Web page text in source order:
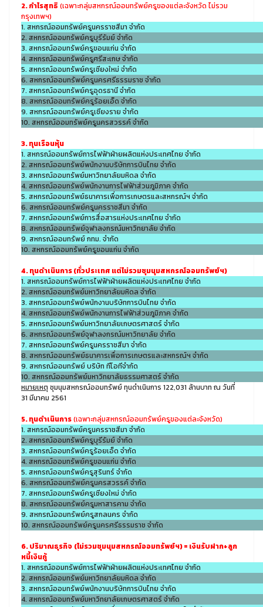
2. กำไรสุทธิ (เฉพาะกลุ่มสหกรณ์ออมทรัพย์ครูของแต่ละจังหวัด ไม่รวม
กรุงเทพฯ)
1. สหกรณ์ออมทรัพย์ครูนครราชสีมา จำกัด
2. สหกรณ์ออมทรัพย์ครูบุรีรัมย์ จำกัด
3. สหกรณ์ออมทรัพย์ครูขอนแก่น จำกัด
4. สหกรณ์ออมทรัพย์ครูศรีสะเกษ จำกัด
5. สหกรณ์ออมทรัพย์ครูเชียงใหม่ จำกัด
6. สหกรณ์ออมทรัพย์ครูนครศรีธรรมราช จำกัด
7. สหกรณ์ออมทรัพย์ครูอุดรธานี จำกัด
8. สหกรณ์ออมทรัพย์ครูร้อยเอ็ด จำกัด
9. สหกรณ์ออมทรัพย์ครูเชียงราย จำกัด
10. สหกรณ์ออมทรัพย์ครูนครสวรรค์ จำกัด
3. ทุนเรือนหุ้น
1. สหกรณ์ออมทรัพย์การไฟฟ้าฝ่ายผลิตแห่งประเทศไทย จำกัด
2. สหกรณ์ออมทรัพย์พนักงานบริษัทการบินไทย จำกัด
3. สหกรณ์ออมทรัพย์มหาวิทยาลัยมหิดล จำกัด
4. สหกรณ์ออมทรัพย์พนักงานการไฟฟ้าส่วนภูมิภาค จำกัด
5. สหกรณ์ออมทรัพย์ธนาคารเพื่อการเกษตรและสหกรณ์ฯ จำกัด
6. สหกรณ์ออมทรัพย์ครูนครราชสีมา จำกัด
7. สหกรณ์ออมทรัพย์การสื่อสารแห่งประเทศไทย จำกัด
8. สหกรณ์ออมทรัพย์จุฬาลงกรณ์มหาวิทยาลัย จำกัด
9. สหกรณ์ออมทรัพย์ กทม. จำกัด
10. สหกรณ์ออมทรัพย์ครูขอนแก่น จำกัด
4. ทุนดำเนินการ (ทั่วประเทศ แต่ไม่รวมชุมนุมสหกรณ์ออมทรัพย์ฯ)
1. สหกรณ์ออมทรัพย์การไฟฟ้าฝ่ายผลิตแห่งประเทศไทย จำกัด
2. สหกรณ์ออมทรัพย์มหาวิทยาลัยมหิดล จำกัด
3. สหกรณ์ออมทรัพย์พนักงานบริษัทการบินไทย จำกัด
4. สหกรณ์ออมทรัพย์พนักงานการไฟฟ้าส่วนภูมิภาค จำกัด
5. สหกรณ์ออมทรัพย์มหาวิทยาลัยเกษตรศาสตร์ จำกัด
6. สหกรณ์ออมทรัพย์จุฬาลงกรณ์มหาวิทยาลัย จำกัด
7. สหกรณ์ออมทรัพย์ครูนครราชสีมา จำกัด
8. สหกรณ์ออมทรัพย์ธนาคารเพื่อการเกษตรและสหกรณ์ฯ จำกัด
9. สหกรณ์ออมทรัพย์ บริษัท ทีโอทีจำกัด
10. สหกรณ์ออมทรัพย์มหาวิทยาลัยธรรมศาสตร์ จำกัด
หมายเหตุ ชุมนุมสหกรณ์ออมทรัพย์ ทุนดำเนินการ 122,031 ล้านบาท ณ วันที่
31 มีนาคม 2561
5. ทุนดำเนินการ(เฉพาะกลุ่มสหกรณ์ออมทรัพย์ครูของแต่ละจังหวัด)
1. สหกรณ์ออมทรัพย์ครูนครราชสีมา จำกัด
2. สหกรณ์ออมทรัพย์ครูบุรีรัมย์ จำกัด
3. สหกรณ์ออมทรัพย์ครูร้อยเอ็ด จำกัด
4. สหกรณ์ออมทรัพย์ครูขอนแก่น จำกัด
5. สหกรณ์ออมทรัพย์ครูสุรินทร์ จำกัด
6. สหกรณ์ออมทรัพย์ครูนครสวรรค์ จำกัด
7. สหกรณ์ออมทรัพย์ครูเชียงใหม่ จำกัด
8. สหกรณ์ออมทรัพย์ครูมหาสารคาม จำกัด
9. สหกรณ์ออมทรัพย์ครูสกลนคร จำกัด
10. สหกรณ์ออมทรัพย์ครูนครศรีธรรมราช จำกัด
6. ปริมาณธุรกิจ (ไม่รวมชุมนุมสหกรณ์ออมทรัพย์ฯ) = เงินรับฝาก+ลูก
หนี้เงินกู้
1. สหกรณ์ออมทรัพย์การไฟฟ้าฝ่ายผลิตแห่งประเทศไทย จำกัด
2. สหกรณ์ออมทรัพย์มหาวิทยาลัยมหิดล จำกัด
3. สหกรณ์ออมทรัพย์พนักงานบริษัทการบินไทย จำกัด
4. สหกรณ์ออมทรัพย์มหาวิทยาลัยเกษตรศาสตร์ จำกัด